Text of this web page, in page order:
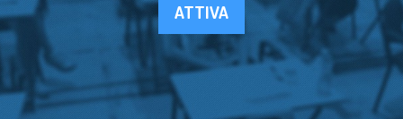
ATTIVA